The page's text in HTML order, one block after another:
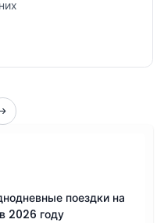
поездки на
2026 году